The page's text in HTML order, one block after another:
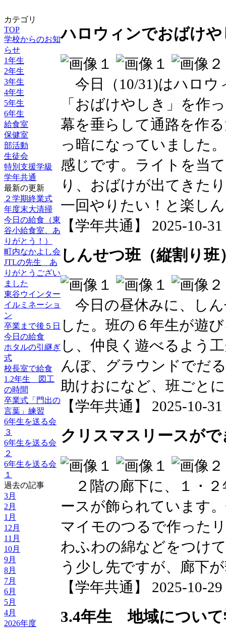
カテゴリ
TOP
学校からのお知
らせ
1年生
2年生
3年生
4年生
5年生
6年生
給食室
保健室
部活動
生徒会
特別支援学級
学年共通
最新の更新
２学期終業式
年度末大清掃
今日の給食（東
谷小給食室、あ
りがとう！）
町内なかよし会
JTLの先生 あ
りがとうござい
ました
東谷ウインター
イルミネーショ
ン
卒業まで後５日
今日の給食
ホタルの引継ぎ
式
校長室で給食
1.2年生 図工
の時間
卒業式「門出の
言葉」練習
6年生を送る会
３
6年生を送る会
２
6年生を送る会
１
過去の記事
3月
2月
1月
12月
11月
10月
9月
8月
7月
6月
5月
4月
2026年度
ハロウィンでおばけ
今日（10/31)はハロウ
「おばけやしき」を作
幕を垂らして通路を作
っ暗になっていました
感じです。ライトを当
り、おばけが出てきた
一回やりたい！と楽し
【学年共通】 2025-10-
しんせつ班（縦割り
今日の昼休みに、し
した。班の６年生が遊
し、仲良く遊べるよう
んぼ、グラウンドでだ
助けおになど、班ごと
【学年共通】 2025-10-
クリスマスリースが
２階の廊下に、１・２
ースが飾られています
マイモのつるで作った
わふわの綿などをつけ
う少し先ですが、廊下
【学年共通】 2025-10-
3.4年生 地域について